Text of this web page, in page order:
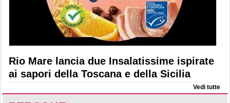
Rio Mare lancia due Insalatissime ispirate
ai sapori della Toscana e della Sicilia
Vedi tutte